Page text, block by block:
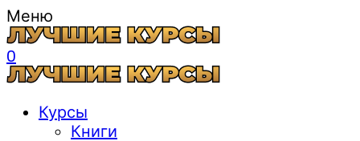
Меню
0
Курсы
Книги